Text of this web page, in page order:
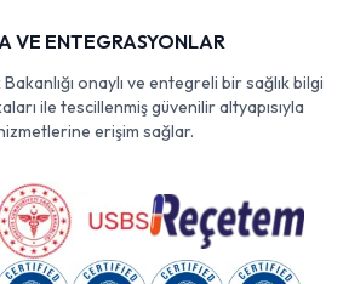
VE ENTEGRASYONLAR
onaylı ve entegreli bir sağlık bilgi
ile tescillenmiş güvenilir altyapısıyla
erişim sağlar.